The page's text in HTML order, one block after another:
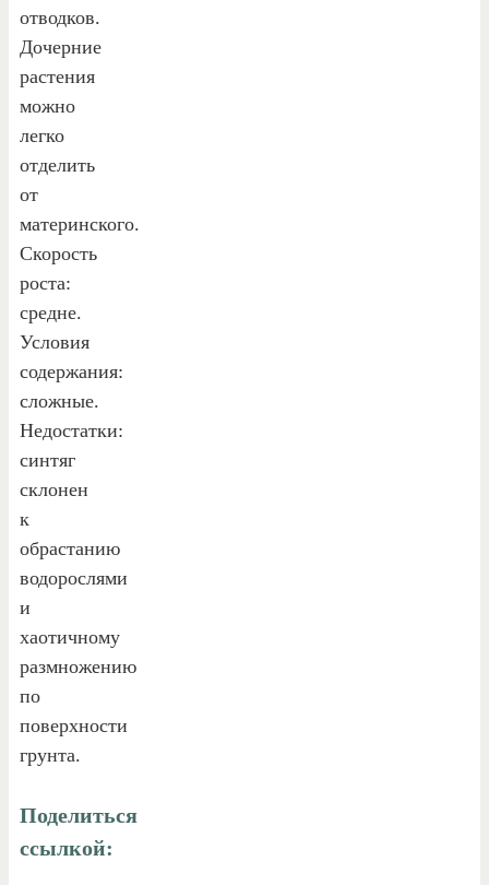
отводков.
Дочерние
растения
можно
легко
отделить
от
материнского.
Скорость
роста:
средне.
Условия
содержания:
сложные.
Недостатки:
синтяг
склонен
к
обрастанию
водорослями
и
хаотичному
размножению
по
поверхности
грунта.
Поделиться
ссылкой: